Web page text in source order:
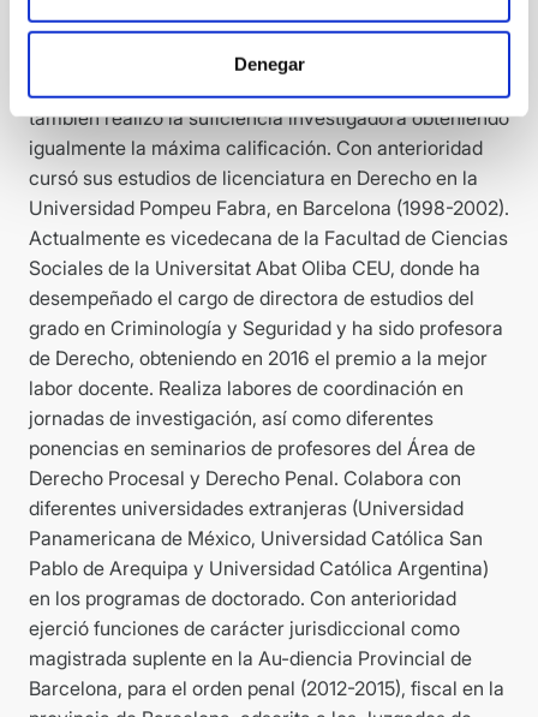
Denegar
. Doctora en Derecho con la calificación de
sobresaliente cum laude en el programa de Derecho y
Ciencia Política de la Universidad de Barcelona, donde
también realizó la suficiencia investigadora obteniendo
igualmente la máxima calificación. Con anterioridad
cursó sus estudios de licenciatura en Derecho en la
Universidad Pompeu Fabra, en Barcelona (1998-2002).
Actualmente es vicedecana de la Facultad de Ciencias
Sociales de la Universitat Abat Oliba CEU, donde ha
desempeñado el cargo de directora de estudios del
grado en Criminología y Seguridad y ha sido profesora
de Derecho, obteniendo en 2016 el premio a la mejor
labor docente. Realiza labores de coordinación en
jornadas de investigación, así como diferentes
ponencias en seminarios de profesores del Área de
Derecho Procesal y Derecho Penal. Colabora con
diferentes universidades extranjeras (Universidad
Panamericana de México, Universidad Católica San
Pablo de Arequipa y Universidad Católica Argentina)
en los programas de doctorado. Con anterioridad
ejerció funciones de carácter jurisdiccional como
magistrada suplente en la Au-diencia Provincial de
Barcelona, para el orden penal (2012-2015), fiscal en la